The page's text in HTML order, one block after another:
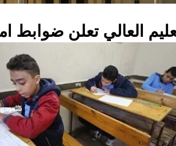
العالي تعلن ضوابط